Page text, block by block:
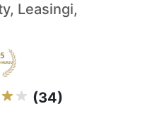
Leasingi,
(34)